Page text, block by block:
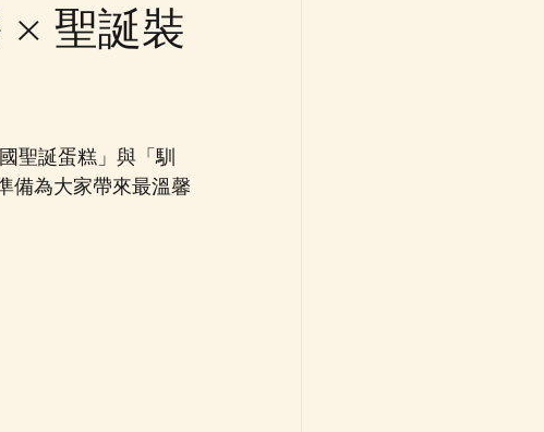
× 聖誕裝
聖誕蛋糕」與「馴
備為大家帶來最溫馨